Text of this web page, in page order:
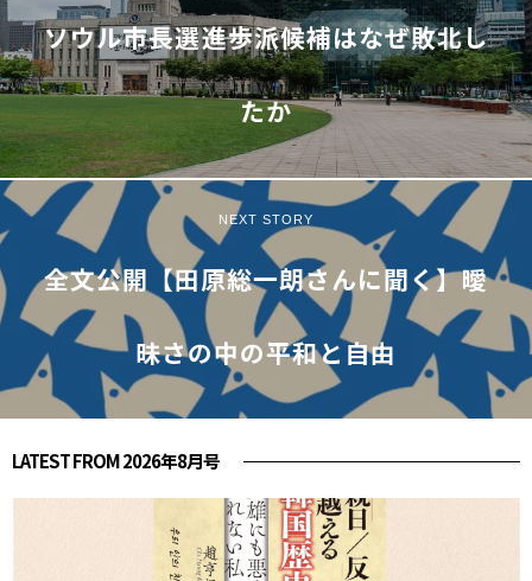
ソウル市長選――進歩派候補はなぜ敗北し
たか
NEXT STORY
全文公開【田原総一朗さんに聞く】曖
昧さの中の平和と自由
LATEST FROM 2026年8月号